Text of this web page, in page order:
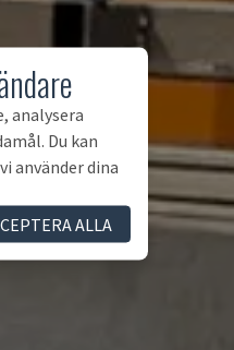
analysera
Du kan
använder dina
ALLA